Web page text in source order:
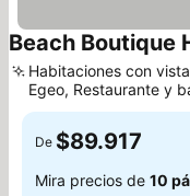
Beach Boutique
Habitaciones con
Egeo, Restaurante y
hotel
De $89.917
Mira precios de 10